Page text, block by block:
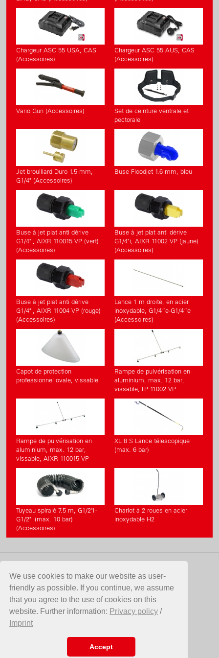
We use cookies to make our website as user-
friendly as possible. If you continue, we assume
that you agree to the use of cookies on this
website. Further information: Privacy policy /
Imprint
Accept
Chargeur ASC 55 USA, CAS
(Accessoires)
Chargeur ASC 55 AUS, CAS
(Accessoires)
Vario Gun (Accessoires)
Set de ceinture ventrale et
pectorale
Jet brouillard Duro 1.5 mm,
G1/4" (Accessoires)
Buse Floodjet 1.6 mm, bleu
Buse à jet plat anti dérive
G1/4"i, AIXR 110015 VP (vert)
(Accessoires)
Buse à jet plat anti dérive
G1/4"i, AIXR 11002 VP (jaune)
(Accessoires)
Buse à jet plat anti dérive
G1/4"i, AIXR 11004 VP (rouge)
(Accessoires)
Lance 1 m droite, en acier
inoxydable, G1/4”e-G1/4”e
(Accessoires)
Capot de protection
professionnel ovale, vissable
Rampe de pulvérisation en
aluminium, max. 12 bar,
vissable, TP 11002 VP
Rampe de pulvérisation en
aluminium, max. 12 bar,
vissable, AIXR 110015 VP
XL 8 S Lance télescopique
(max. 6 bar)
Tuyeau spiralé 7.5 m, G1/2"i -
G1/2"i (max. 10 bar)
(Accessoires)
Chariot à 2 roues en acier
inoxydable H2
CONTACT
Birchmeier Sprühtechnik AG
Im Stetterfeld 1
5608 Stetten
Suisse
info@birchmeier.com